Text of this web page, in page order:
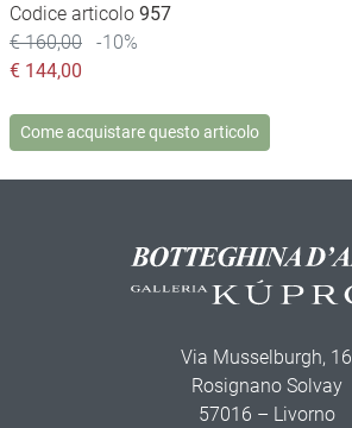
Codice articolo 957
€ 160,00
-10%
€ 144,00
Come acquistare questo articolo
Via Musselburgh, 16
Rosignano Solvay
57016 – Livorno